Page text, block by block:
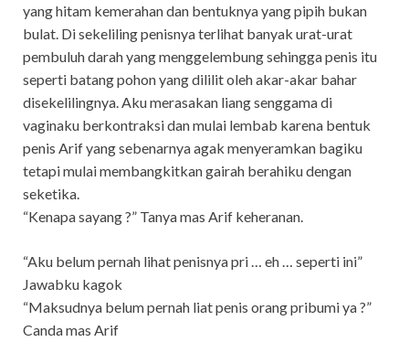
yang hitam kemerahan dan bentuknya yang pipih bukan
bulat. Di sekeliling penisnya terlihat banyak urat-urat
pembuluh darah yang menggelembung sehingga penis itu
seperti batang pohon yang dililit oleh akar-akar bahar
disekelilingnya. Aku merasakan liang senggama di
vaginaku berkontraksi dan mulai lembab karena bentuk
penis Arif yang sebenarnya agak menyeramkan bagiku
tetapi mulai membangkitkan gairah berahiku dengan
seketika.
“Kenapa sayang ?” Tanya mas Arif keheranan.
“Aku belum pernah lihat penisnya pri … eh … seperti ini”
Jawabku kagok
“Maksudnya belum pernah liat penis orang pribumi ya ?”
Canda mas Arif